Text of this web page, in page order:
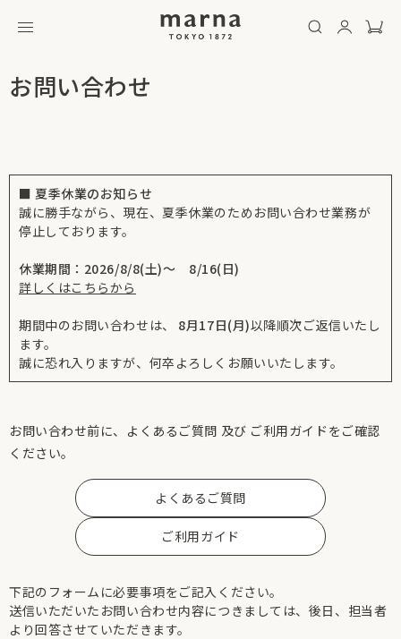
お問い合わせ
■ 夏季休業のお知らせ
誠に勝手ながら、現在、夏季休業のためお問い合わせ業務が
停止しております。
休業期間：2026/8/8(土)～ 8/16(日)
詳しくはこちらから
期間中のお問い合わせは、 8月17日(月)以降順次ご返信いたし
ます。
誠に恐れ入りますが、何卒よろしくお願いいたします。
お問い合わせ前に、よくあるご質問 及び ご利用ガイドをご確認
ください。
よくあるご質問
ご利用ガイド
下記のフォームに必要事項をご記入ください。
送信いただいたお問い合わせ内容につきましては、後日、担当者
より回答させていただきます。